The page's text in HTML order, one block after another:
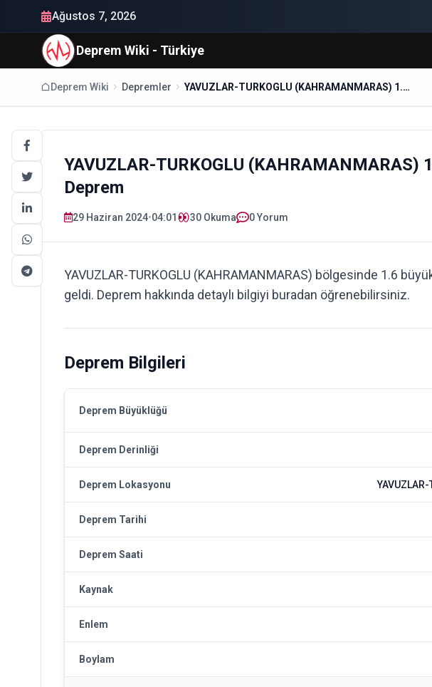
Ağustos 7, 2026
Deprem Wiki - Türkiye
Deprem Wiki Depremler YAVUZLAR-TURKOGLU (KAHRAMANMARAS) 1.6 Büyüklüğünde Deprem
YAVUZLAR-TURKOGLU (KAHRAMANMARAS)
Deprem
29 Haziran 2024•04:01 30 Okuma 0 Yorum
YAVUZLAR-TURKOGLU (KAHRAMANMARAS) bölgesinde 1.6
geldi. Deprem hakkında detaylı bilgiyi buradan öğrenebilirsiniz.
Deprem Bilgileri
Deprem Büyüklüğü
Deprem Derinliği
Deprem Lokasyonu
Deprem Tarihi
Deprem Saati
Kaynak
Enlem
Boylam